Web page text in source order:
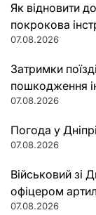
Як відновити
покрокова
07.08.2026
Затримки
пошкодження
07.08.2026
Погода у
07.08.2026
Військовий зі
офіцером
07.08.2026